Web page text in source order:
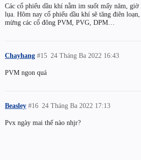
Các cổ phiếu dầu khí nằm im suốt mấy năm,
lụa. Hôm nay cổ phiếu dầu khí sẽ tăng điên
mừng các cổ đông PVM, PVG, DPM…
Chayhang 24 Tháng Ba 2022 16:43
#15
PVM ngon quá
Beasley 24 Tháng Ba 2022 17:13
#16
Pvx ngày mai thế nào nhjr?